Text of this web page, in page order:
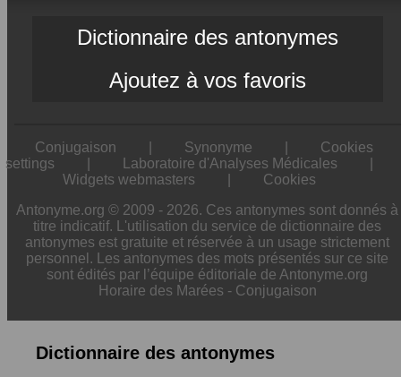
Dictionnaire des antonymes
Ajoutez à vos favoris
Conjugaison Synonyme
Cookies
settings
Laboratoire d'Analyses Médicales
Widgets webmasters
Cookies
Antonyme.org © 2009 - 2026. Ces antonymes sont donnés à
titre indicatif. L'utilisation du service de dictionnaire des
antonymes est gratuite et réservée à un usage strictement
personnel. Les antonymes des mots présentés sur ce site
sont édités par l’équipe éditoriale de Antonyme.org
Horaire des Marées - Conjugaison
Dictionnaire des antonymes